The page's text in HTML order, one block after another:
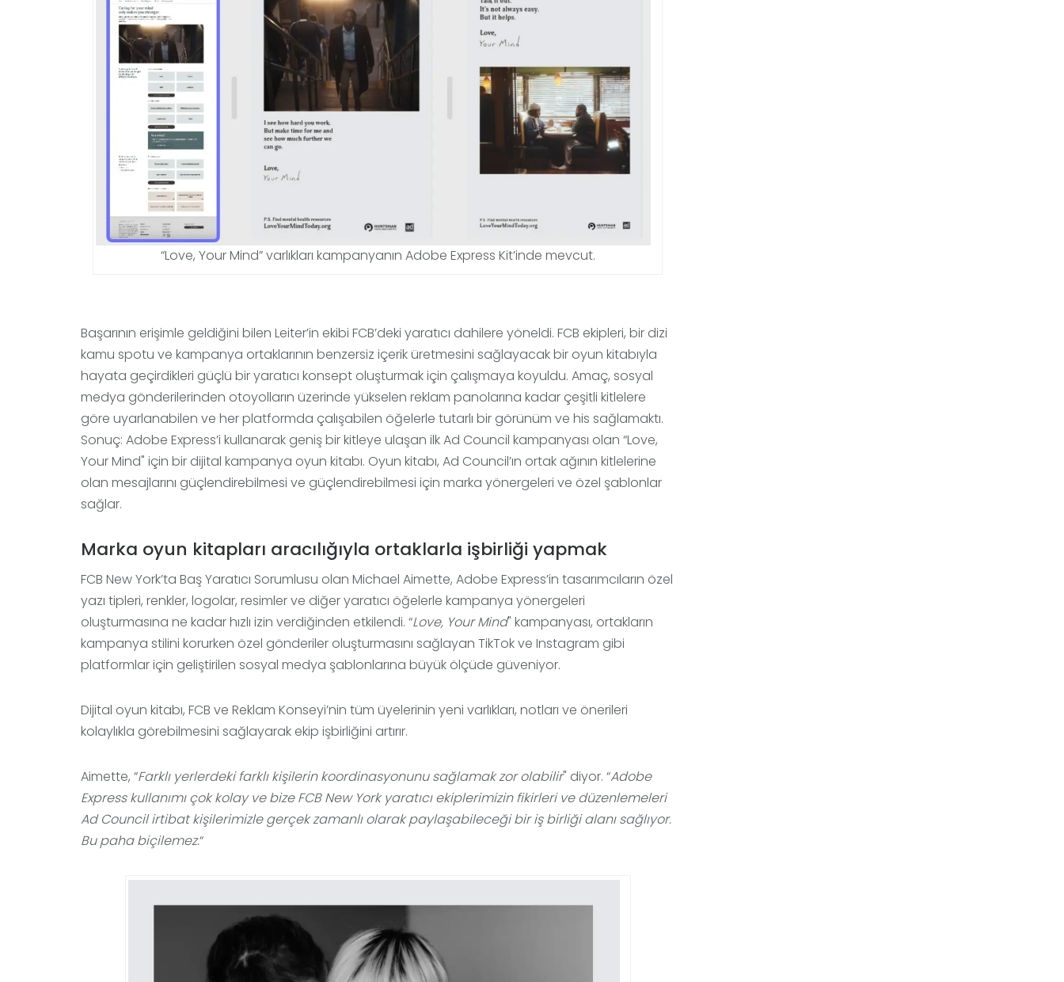
“Love, Your Mind” varlıkları kampanyanın Adobe Express Kit’inde mevcut.
Başarının erişimle geldiğini bilen Leiter’in ekibi FCB’deki yaratıcı dahilere yöneldi. FCB ekipleri, bir dizi
kamu spotu ve kampanya ortaklarının benzersiz içerik üretmesini sağlayacak bir oyun kitabıyla
hayata geçirdikleri güçlü bir yaratıcı konsept oluşturmak için çalışmaya koyuldu. Amaç, sosyal
medya gönderilerinden otoyolların üzerinde yükselen reklam panolarına kadar çeşitli kitlelere
göre uyarlanabilen ve her platformda çalışabilen öğelerle tutarlı bir görünüm ve his sağlamaktı.
Sonuç: Adobe Express’i kullanarak geniş bir kitleye ulaşan ilk Ad Council kampanyası olan “Love,
Your Mind" için bir dijital kampanya oyun kitabı. Oyun kitabı, Ad Council’ın ortak ağının kitlelerine
olan mesajlarını güçlendirebilmesi ve güçlendirebilmesi için marka yönergeleri ve özel şablonlar
sağlar.
Marka oyun kitapları aracılığıyla ortaklarla işbirliği yapmak
FCB New York’ta Baş Yaratıcı Sorumlusu olan Michael Aimette, Adobe Express’in tasarımcıların özel
yazı tipleri, renkler, logolar, resimler ve diğer yaratıcı öğelerle kampanya yönergeleri
oluşturmasına ne kadar hızlı izin verdiğinden etkilendi. “Love, Your Mind" kampanyası, ortakların
kampanya stilini korurken özel gönderiler oluşturmasını sağlayan TikTok ve Instagram gibi
platformlar için geliştirilen sosyal medya şablonlarına büyük ölçüde güveniyor.
Dijital oyun kitabı, FCB ve Reklam Konseyi’nin tüm üyelerinin yeni varlıkları, notları ve önerileri
kolaylıkla görebilmesini sağlayarak ekip işbirliğini artırır.
Aimette, “Farklı yerlerdeki farklı kişilerin koordinasyonunu sağlamak zor olabilir" diyor. “Adobe
Express kullanımı çok kolay ve bize FCB New York yaratıcı ekiplerimizin fikirleri ve düzenlemeleri
Ad Council irtibat kişilerimizle gerçek zamanlı olarak paylaşabileceği bir iş birliği alanı sağlıyor.
Bu paha biçilemez.“